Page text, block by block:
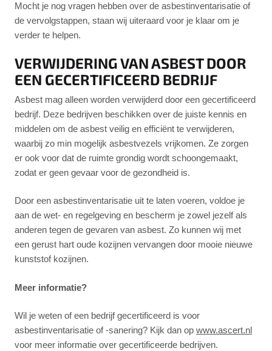
Mocht je nog vragen hebben over de asbestinventarisatie of
de vervolgstappen, staan wij uiteraard voor je klaar om je
verder te helpen.
VERWIJDERING VAN ASBEST DOOR
EEN GECERTIFICEERD BEDRIJF
Asbest mag alleen worden verwijderd door een gecertificeerd
bedrijf. Deze bedrijven beschikken over de juiste kennis en
middelen om de asbest veilig en efficiënt te verwijderen,
waarbij zo min mogelijk asbestvezels vrijkomen. Ze zorgen
er ook voor dat de ruimte grondig wordt schoongemaakt,
zodat er geen gevaar voor de gezondheid is.
Door een asbestinventarisatie uit te laten voeren, voldoe je
aan de wet- en regelgeving en bescherm je zowel jezelf als
anderen tegen de gevaren van asbest. Zo kunnen wij met
een gerust hart oude kozijnen vervangen door mooie nieuwe
kunststof kozijnen.
Meer informatie?
Wil je weten of een bedrijf gecertificeerd is voor
asbestinventarisatie of -sanering? Kijk dan op www.ascert.nl
voor meer informatie over gecertificeerde bedrijven.